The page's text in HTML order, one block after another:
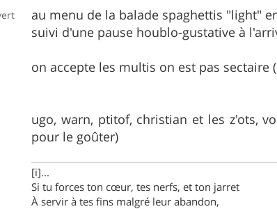
au menu de la balade spaghettis "light"
suivi d'une pause houblo-gustative à
on accepte les multis on est pas sectaire
ugo, warn, ptitof, christian et les z'ots,
pour le goûter)
[i]...
Si tu forces ton cœur, tes nerfs, et ton jarret
À servir à tes fins malgré leur abandon,